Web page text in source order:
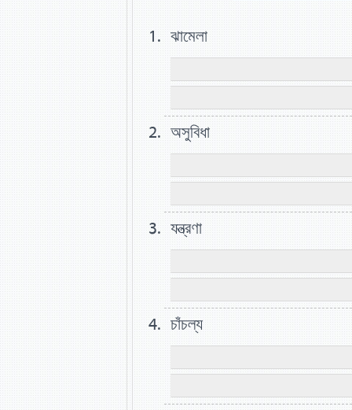
ঝামেলা
অসুবিধা
যন্ত্রণা
চাঁচল্য